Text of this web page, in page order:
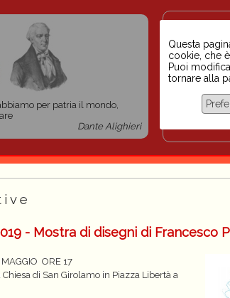
per patria il mondo,
Dante Alighieri
Progetti
Questa
cookie, che
Puoi
tornare alla
- Mostra di disegni di Francesco
ORE 17
di San Girolamo in Piazza Libertà a